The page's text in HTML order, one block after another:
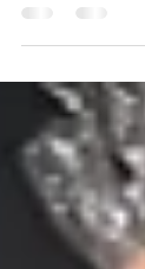
Du reste, à
d'un nouvel
porte par sa...